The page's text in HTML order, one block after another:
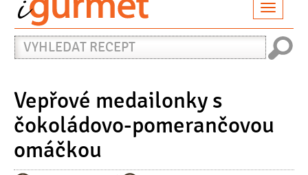
Vyhledat
recept
Vepřové medailonky s
čokoládovo-pomerančovou
omáčkou